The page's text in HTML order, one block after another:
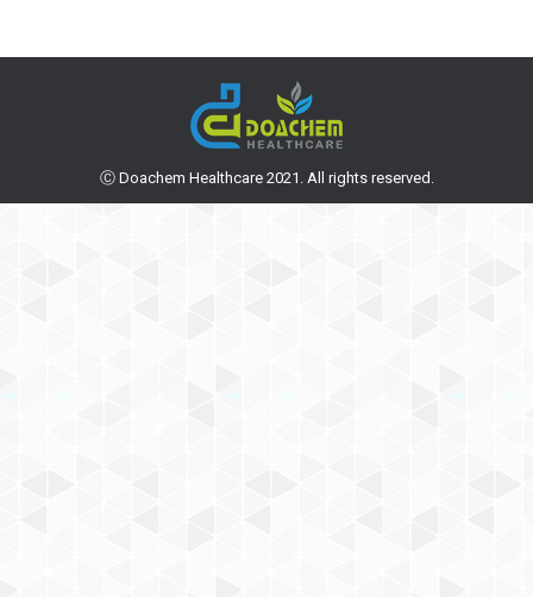
Ⓒ Doachem Healthcare 2021. All rights reserved.